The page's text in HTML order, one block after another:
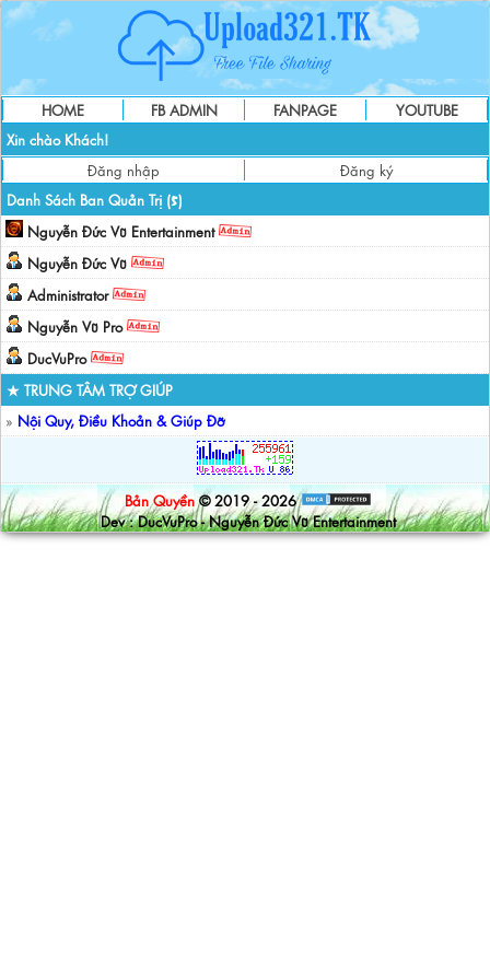
HOME FB ADMIN FANPAGE
YOUTUBE
Xin chào Khách!
Đăng nhập
Đăng ký
Danh Sách Ban Quản Trị (5)
Nguyễn Đức Vũ Entertainment
Nguyễn Đức Vũ
Administrator
Nguyễn Vũ Pro
DucVuPro
★ TRUNG TÂM TRỢ GIÚP
» Nội Quy, Điều Khoản & Giúp Đỡ
Bản Quyền © 2019 - 2026
Dev : DucVuPro - Nguyễn Đức Vũ Entertainment